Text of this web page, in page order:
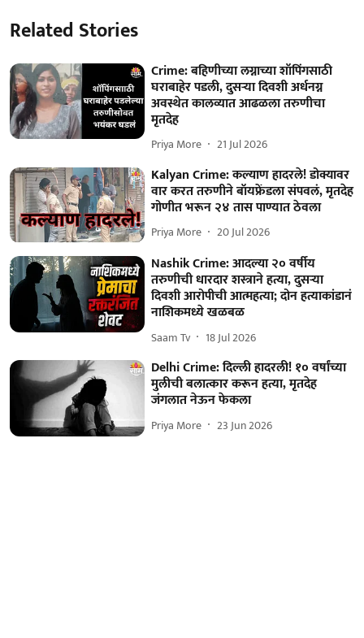
Related Stories
Crime: बहिणीच्या लग्नाच्या शॉपिंगसाठी
घराबाहेर पडली, दुसऱ्या दिवशी अर्धनग्न
अवस्थेत कालव्यात आढळला तरुणीचा
मृतदेह
Priya More 21 Jul 2026
Kalyan Crime: कल्याण हादरले! डोक्यावर
वार करत तरुणीने बॉयफ्रेंडला संपवलं, मृतदेह
गोणीत भरून २४ तास पाण्यात ठेवला
Priya More 20 Jul 2026
Nashik Crime: आदल्या २० वर्षीय
तरुणीची धारदार शस्त्राने हत्या, दुसऱ्या
दिवशी आरोपीची आत्महत्या; दोन हत्याकांडानं
नाशिकमध्ये खळबळ
Saam Tv 18 Jul 2026
Delhi Crime: दिल्ली हादरली! १० वर्षांच्या
मुलीची बलात्कार करून हत्या, मृतदेह
जंगलात नेऊन फेकला
Priya More 23 Jun 2026